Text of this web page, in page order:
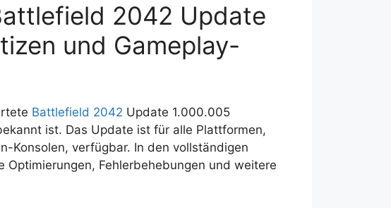
2042 Update
und Gameplay-
Battlefield 2042 Update 1.000.005
ist. Das Update ist für alle Plattformen,
Konsolen, verfügbar. In den vollständigen
Fehlerbehebungen und weitere